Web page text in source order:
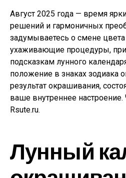
Август 2025 года — время
решений и гармоничных
задумываетесь о смене
ухаживающие процедуры,
подсказкам лунного
положение в знаках зодиака
результат окрашивания,
ваше внутреннее
Rsute.ru.
Лунный